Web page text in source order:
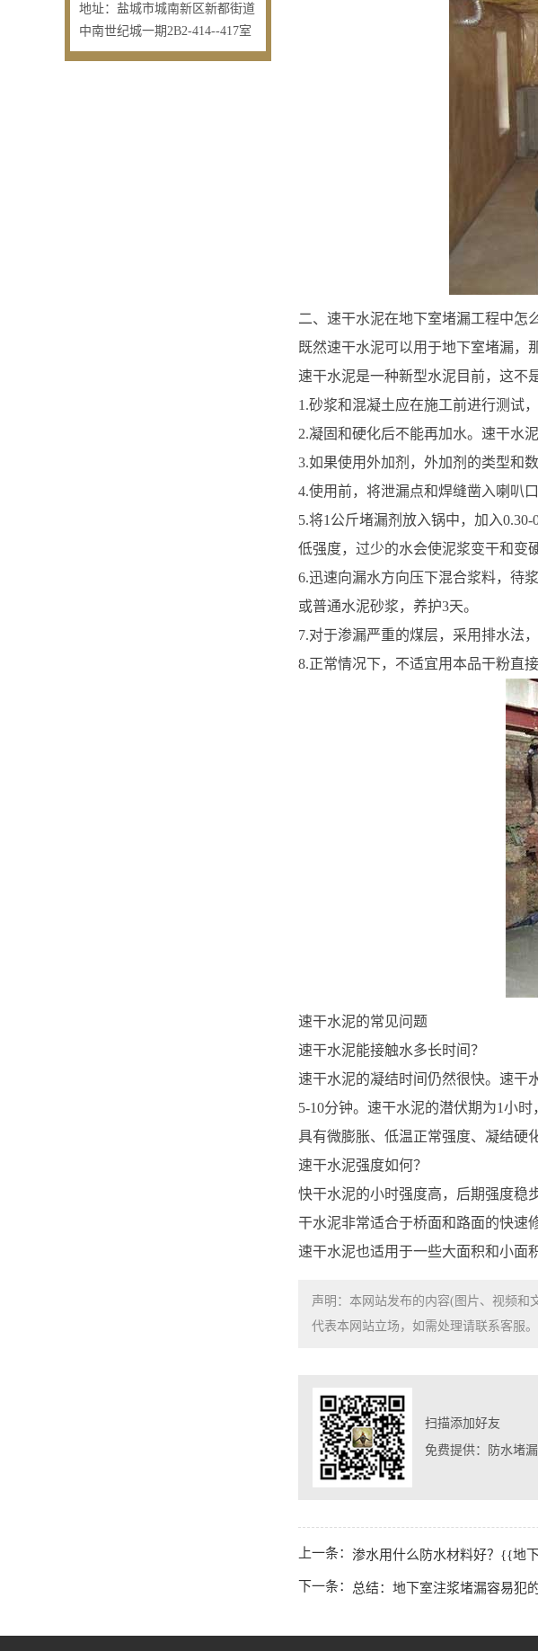
地址： 盐城市城南新区新都街道
中南世纪城一期2B2-414--417室
二、速干水泥在地下室堵漏工程中怎
既然速干水泥可以用于地下室堵漏，
速干水泥是一种新型水泥目前，这不
1.砂浆和混凝土应在施工前进行测试
2.凝固和硬化后不能再加水。速干水
3.如果使用外加剂，外加剂的类型和
4.使用前，将泄漏点和焊缝凿入喇叭
5.将1公斤堵漏剂放入锅中，加入
低强度，过少的水会使泥浆变干和变硬
6.迅速向漏水方向压下混合浆料，待
或普通水泥砂浆，养护3天。
7.对于渗漏严重的煤层，采用排水法
8.正常情况下，不适宜用本品干粉直
速干水泥的常见问题
速干水泥能接触水多长时间？
速干水泥的凝结时间仍然很快。速干
5-10分钟。速干水泥的潜伏期为1小
具有微膨胀、低温正常强度、凝结硬
速干水泥强度如何？
快干水泥的小时强度高，后期强度稳
干水泥非常适合于桥面和路面的快速
速干水泥也适用于一些大面积和小面
声明：本网站发布的内容(图片、视频和
代表本网站立场，如需处理请联系客服。
扫描添加好友
免费提供：防水堵
上一条： 渗水用什么防水材料好？{{地
下一条： 总结：地下室注浆堵漏容易犯